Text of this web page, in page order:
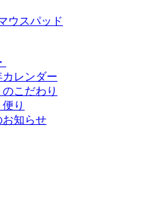
ウスパッド
レンダー
こだわり
り
お知らせ